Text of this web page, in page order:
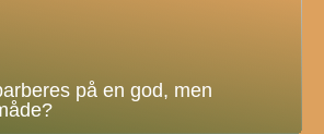
på en god, men